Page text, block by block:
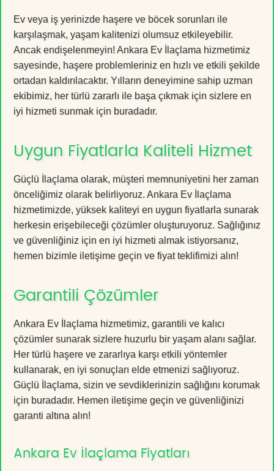
Ev veya iş yerinizde haşere ve böcek sorunları ile
karşılaşmak, yaşam kalitenizi olumsuz etkileyebilir.
Ancak endişelenmeyin! Ankara Ev İlaçlama hizmetimiz
sayesinde, haşere problemleriniz en hızlı ve etkili şekilde
ortadan kaldırılacaktır. Yılların deneyimine sahip uzman
ekibimiz, her türlü zararlı ile başa çıkmak için sizlere en
iyi hizmeti sunmak için buradadır.
Uygun Fiyatlarla Kaliteli Hizmet
Güçlü İlaçlama olarak, müşteri memnuniyetini her zaman
önceliğimiz olarak belirliyoruz. Ankara Ev İlaçlama
hizmetimizde, yüksek kaliteyi en uygun fiyatlarla sunarak
herkesin erişebileceği çözümler oluşturuyoruz. Sağlığınız
ve güvenliğiniz için en iyi hizmeti almak istiyorsanız,
hemen bizimle iletişime geçin ve fiyat teklifimizi alın!
Garantili Çözümler
Ankara Ev İlaçlama hizmetimiz, garantili ve kalıcı
çözümler sunarak sizlere huzurlu bir yaşam alanı sağlar.
Her türlü haşere ve zararlıya karşı etkili yöntemler
kullanarak, en iyi sonuçları elde etmenizi sağlıyoruz.
Güçlü İlaçlama, sizin ve sevdiklerinizin sağlığını korumak
için buradadır. Hemen iletişime geçin ve güvenliğinizi
garanti altına alın!
Ankara Ev İlaçlama Fiyatları